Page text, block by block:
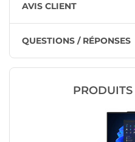
AVIS CLIENT
QUESTIONS / RÉPONSES